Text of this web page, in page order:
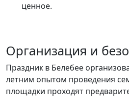
ценное.
Организация и
Праздник в Белебее
летним опытом проведения
площадки проходят